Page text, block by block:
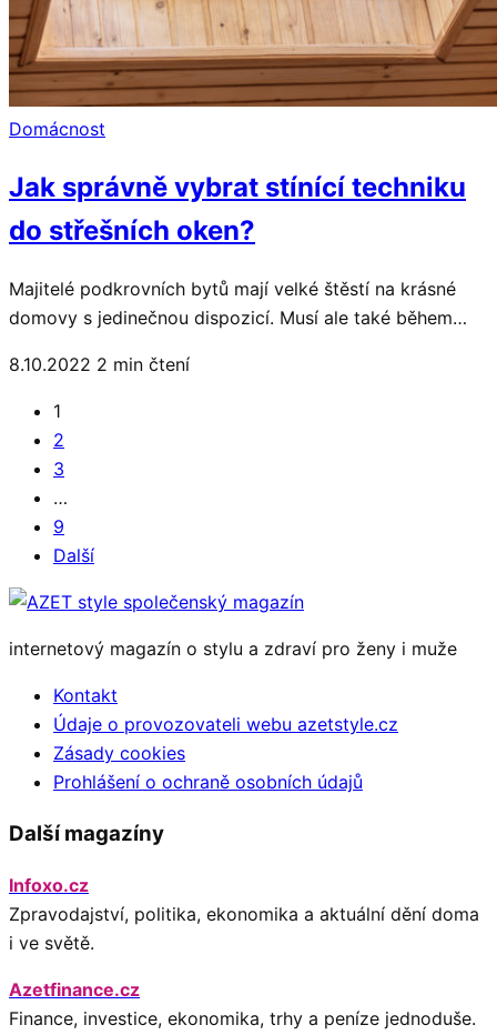
Domácnost
Jak správně vybrat stínící techniku
do střešních oken?
Majitelé podkrovních bytů mají velké štěstí na krásné
domovy s jedinečnou dispozicí. Musí ale také během…
8.10.2022 2 min čtení
1
2
3
…
9
Další
internetový magazín o stylu a zdraví pro ženy i muže
Kontakt
Údaje o provozovateli webu azetstyle.cz
Zásady cookies
Prohlášení o ochraně osobních údajů
Další magazíny
Infoxo.cz
Zpravodajství, politika, ekonomika a aktuální dění doma
i ve světě.
Azetfinance.cz
Finance, investice, ekonomika, trhy a peníze jednoduše.